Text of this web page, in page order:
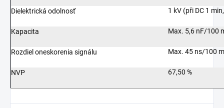
Dielektrická odolnosť 1 kV (při DC 1
Kapacita Max. 5,6 nF/100
Rozdiel oneskorenia signálu Max. 45 ns/100
NVP 67,50 %